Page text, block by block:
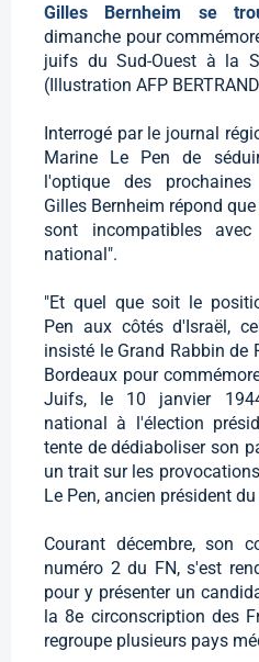
Gilles Bernheim se
dimanche pour
juifs du Sud-Ouest à la
(Illustration AFP
Interrogé par le journal
Marine Le Pen de
l'optique des prochaines
Gilles Bernheim répond
sont incompatibles
national".
"Et quel que soit le
Pen aux côtés d'Israël,
insisté le Grand Rabbin de
Bordeaux pour
Juifs, le 10 janvier
national à l'élection
tente de dédiaboliser son
un trait sur les
Le Pen, ancien président
Courant décembre, son
numéro 2 du FN, s'est
pour y présenter un
la 8e circonscription des
regroupe plusieurs pays